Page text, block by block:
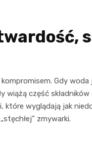
Gdy
wiążą część
które wyglądają jak
zmywarki.